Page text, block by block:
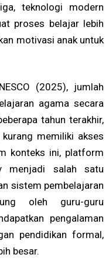
teknologi modern
proses belajar lebih
motivasi anak untuk
(2025), jumlah
agama secara
tahun terakhir,
memiliki akses
konteks ini, platform
menjadi salah satu
sistem pembelajaran
oleh guru-guru
pengalaman
pendidikan formal,
besar.